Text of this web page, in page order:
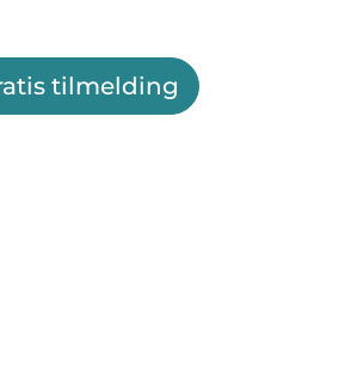
tilmelding